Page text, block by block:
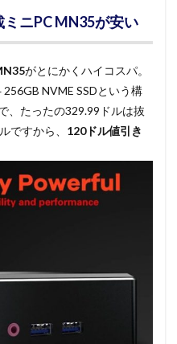
ミニPC MN35が安い
がとにかくハイコスパ。
NVME SSDという構
、たったの329.99ドルは抜
ですから、 120ドル値引き